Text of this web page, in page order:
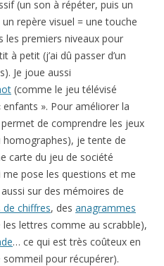
(un son à répéter, puis un
repère visuel = une touche
les premiers niveaux pour
à petit (j’ai dû passer d’un
Je joue aussi
(comme le jeu télévisé
». Pour améliorer la
de comprendre les jeux
je tente de
carte du jeu de société
me pose les questions et me
sur des mémoires de
de chiffres, des anagrammes
lettres comme au scrabble),
… ce qui est très coûteux en
pour récupérer).